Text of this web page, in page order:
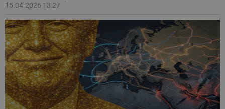
15.04.2026 13:27